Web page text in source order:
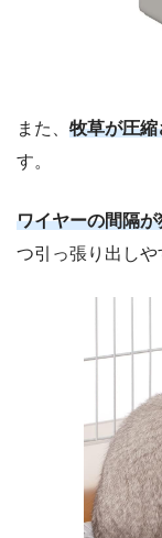
また、 牧草が圧縮
す。
ワイヤーの間隔
つ引っ張り出しや